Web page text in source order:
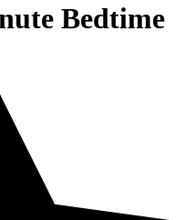
Bedtime